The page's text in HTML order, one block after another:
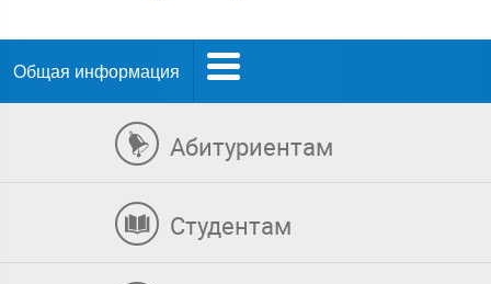
Общая информация
Абитуриентам
Студентам